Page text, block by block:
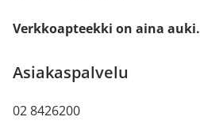
Verkkoapteekki on aina auki.
Asiakaspalvelu
02 8426200